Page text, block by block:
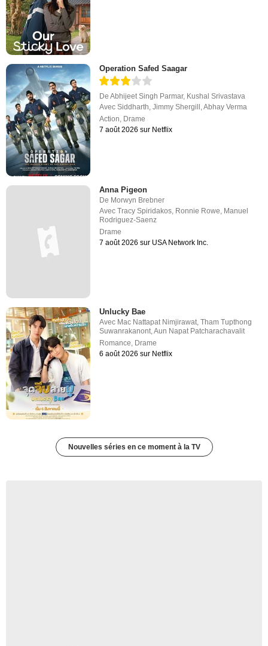
Operation Safed Saagar
DeAbhijeet Singh Parmar, Kushal Srivastava
AvecSiddharth,Jimmy Shergill ,Abhay Verma
Action, Drame
7 août 2026 sur Netflix
Anna Pigeon
De Morwyn Brebner
AvecTracy Spiridakos, Ronnie Rowe, Manuel
Rodriguez-Saenz
Drame
7 août 2026 sur USA Network Inc.
Unlucky Bae
Avec Mac Nattapat Nimjirawat ,Tham Tupthong
Suwanrakanont ,Aun Napat Patcharachavalit
Romance Drame
6 août 2026 sur Netflix
Nouvelles séries en ce moment à la TV